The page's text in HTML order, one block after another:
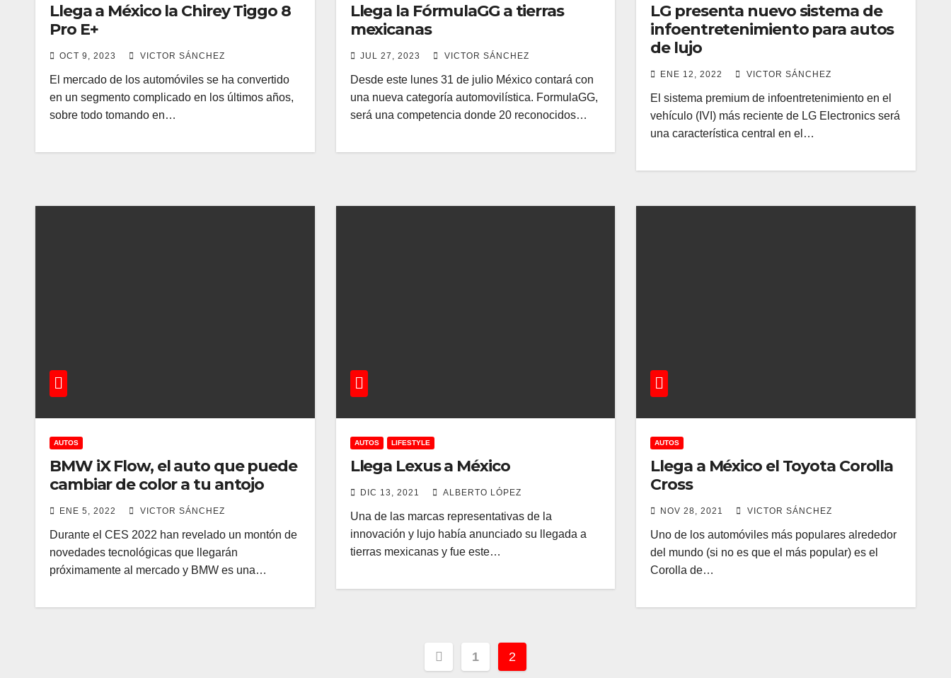
Llega a México la Chirey Tiggo 8
Pro E+
OCT 9, 2023 VICTOR SÁNCHEZ
El mercado de los automóviles se ha convertido
en un segmento complicado en los últimos años,
sobre todo tomando en…
Llega la FórmulaGG a tierras
mexicanas
JUL 27, 2023 VICTOR SÁNCHEZ
Desde este lunes 31 de julio México contará con
una nueva categoría automovilística. FormulaGG,
será una competencia donde 20 reconocidos…
LG presenta nuevo sistema de
infoentretenimiento para autos
de lujo
ENE 12, 2022 VICTOR SÁNCHEZ
El sistema premium de infoentretenimiento en el
vehículo (IVI) más reciente de LG Electronics será
una característica central en el…
AUTOS
BMW iX Flow, el auto que puede
cambiar de color a tu antojo
ENE 5, 2022 VICTOR SÁNCHEZ
Durante el CES 2022 han revelado un montón de
novedades tecnológicas que llegarán
próximamente al mercado y BMW es una…
AUTOS LIFESTYLE
Llega Lexus a México
DIC 13, 2021 ALBERTO LÓPEZ
Una de las marcas representativas de la
innovación y lujo había anunciado su llegada a
tierras mexicanas y fue este…
AUTOS
Llega a México el Toyota Corolla
Cross
NOV 28, 2021 VICTOR SÁNCHEZ
Uno de los automóviles más populares alrededor
del mundo (si no es que el más popular) es el
Corolla de…
Paginación
1 2